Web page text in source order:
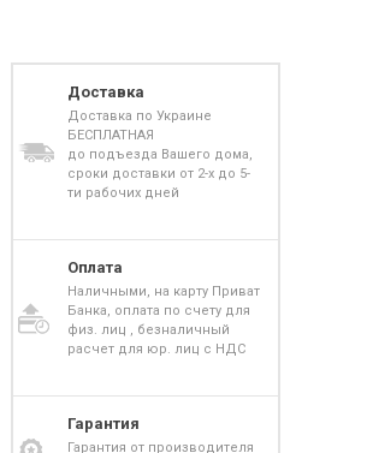
Доставка
Доставка по Украине
БЕСПЛАТНАЯ
до подъезда Вашего дома,
сроки доставки от 2-х до 5-
ти рабочих дней
Оплата
Наличными, на карту Приват
Банка, оплата по счету для
физ. лиц , безналичный
расчет для юр. лиц с НДС
Гарантия
Гарантия от производителя